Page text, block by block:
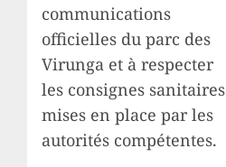
communications
officielles du parc des
Virunga et à respecter
les consignes sanitaires
mises en place par les
autorités compétentes.